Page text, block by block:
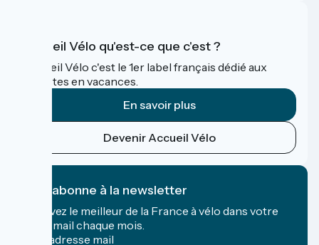
Accueil Vélo qu'est-ce que c'est ?
Accueil Vélo c'est le 1er label français dédié aux
cyclistes en vacances.
En savoir plus
Devenir Accueil Vélo
Je m'abonne à la newsletter
Recevez le meilleur de la France à vélo dans votre
boîte mail chaque mois.
Mon adresse mail